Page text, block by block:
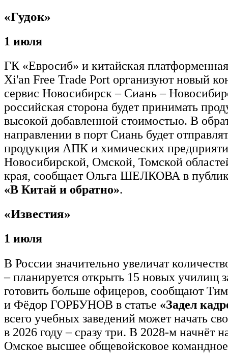
«Гудок»
1 июля
ГК «Евросиб» и китайская
Xi'an Free Trade Port организуют новый
сервис Новосибирск – Сиань –
российская сторона будет принимать
высокой добавленной стоимостью. В
направлении в порт Сиань будет
продукция АПК и химических
Новосибирской, Омской, Томской
края, сообщает Ольга ШЕЛКОВА в
«В Китай и обратно».
«Известия»
1 июля
В России значительно увеличат
– планируется открыть 15 новых училищ
готовить больше офицеров, сообщают
и Фёдор ГОРБУНОВ в статье «Задел
всего учебных заведений может начать
в 2026 году – сразу три. В 2028-м начнёт
Омское высшее общевойсковое